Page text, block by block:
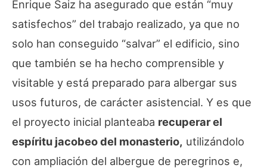
Enrique Saiz ha asegurado que están “muy
satisfechos” del trabajo realizado, ya que no
solo han conseguido “salvar” el edificio, sino
que también se ha hecho comprensible y
visitable y está preparado para albergar sus
usos futuros, de carácter asistencial. Y es que
el proyecto inicial planteaba recuperar el
espíritu jacobeo del monasterio, utilizándolo
con ampliación del albergue de peregrinos e,